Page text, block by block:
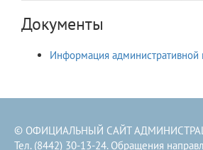
Документы
Информация административной
© ОФИЦИАЛЬНЫЙ САЙТ
Тел. (8442) 30-13-24. Обращения